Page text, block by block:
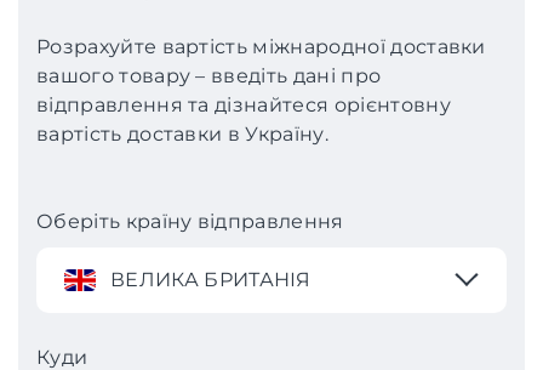
Розрахуйте вартість міжнародної доставки
вашого товару – введіть дані про
відправлення та дізнайтеся орієнтовну
вартість доставки в Україну.
Оберіть країну відправлення
ВЕЛИКА БРИТАНІЯ
Куди